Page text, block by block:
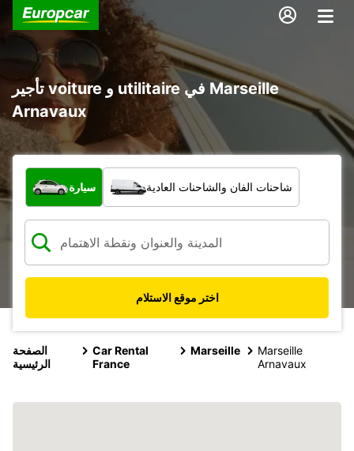
تأجير voiture و utilitaire في Marseille
Arnavaux
ما نوع المركبة؟
سيارة شاحنات الفان والشاحنات العادية
اختر موقع الاستلام
الصفحة
الرئيسية
Car Rental
France
Marseille
Marseille
Arnavaux